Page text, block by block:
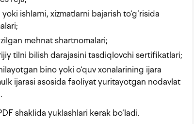
ishlarni, xizmatlarni bajarish to‘g‘risida
mehnat shartnomalari;
tilni bilish darajasini tasdiqlovchi sertifikatlari;
bino yoki o‘quv xonalarining ijara
ijarasi asosida faoliyat yuritayotgan nodavlat
shaklida yuklashlari kerak bo‘ladi.